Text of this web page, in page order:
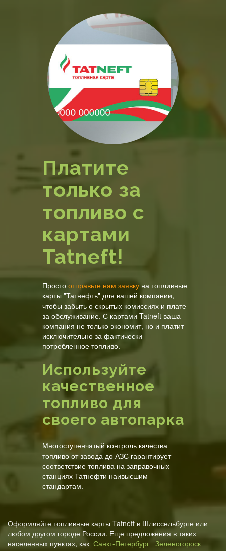
Платите
только за
топливо с
картами
Tatneft!
Просто отправьте нам заявку на топливные
карты "Татнефть" для вашей компании,
чтобы забыть о скрытых комиссиях и плате
за обслуживание. С картами Tatneft ваша
компания не только экономит, но и платит
исключительно за фактически
потребленное топливо.
Используйте
качественное
топливо для
своего автопарка
Многоступенчатый контроль качества
топливо от завода до АЗС гарантирует
соответствие топлива на заправочных
станциях Татнефти наивысшим
стандартам.
Оформляйте топливные карты Tatneft в Шлиссельбурге или
любом другом городе России. Еще предложения в таких
населенных пунктах, как Санкт-Петербург Зеленогороск